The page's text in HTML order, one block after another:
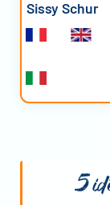
Sissy Schur
5